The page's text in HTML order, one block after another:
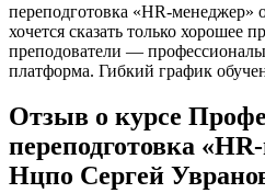
переподготовка «HR-
хочется сказать только
преподователи —
платформа. Гибкий график
Отзыв о курсе
переподготовка
Нцпо Сергей